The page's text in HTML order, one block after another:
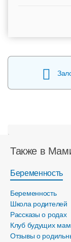
Также в
Беременность
Беременность
Школа родителей
Рассказы о родах
Клуб будущих мам
Отзывы о